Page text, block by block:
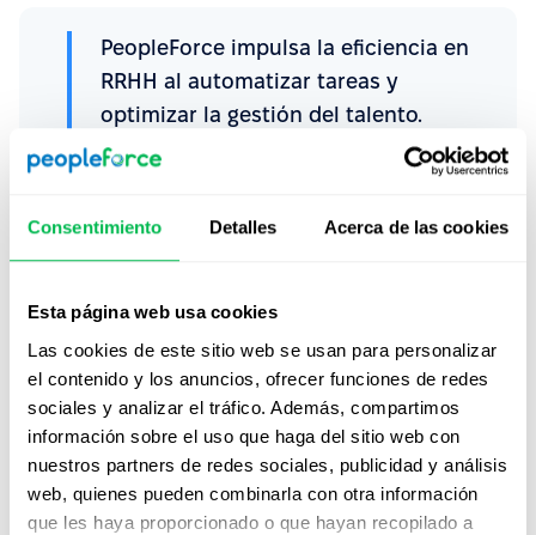
Consentimiento Detalles Acerca de las cookies
Esta página web usa cookies
Las cookies de este sitio web se usan para personalizar
el contenido y los anuncios, ofrecer funciones de redes
sociales y analizar el tráfico. Además, compartimos
información sobre el uso que haga del sitio web con
nuestros partners de redes sociales, publicidad y análisis
web, quienes pueden combinarla con otra información
que les haya proporcionado o que hayan recopilado a
PeopleForce impulsa la eficiencia en
RRHH al automatizar tareas y
optimizar la gestión del talento.
tareasclave, como:
eficiente con automatizaciones en los procesos de
Definir la elegibilidad para la recontratación con
criterios preestablecidos.
Preseleccionar candidatos a través del sitio de
carreras interno.
Programar entrevistas de forma sencilla y sin